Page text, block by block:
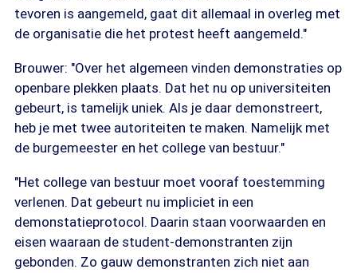
tevoren is aangemeld, gaat dit allemaal in overleg met
de organisatie die het protest heeft aangemeld."
Brouwer: "Over het algemeen vinden demonstraties op
openbare plekken plaats. Dat het nu op universiteiten
gebeurt, is tamelijk uniek. Als je daar demonstreert,
heb je met twee autoriteiten te maken. Namelijk met
de burgemeester en het college van bestuur."
"Het college van bestuur moet vooraf toestemming
verlenen. Dat gebeurt nu impliciet in een
demonstatieprotocol. Daarin staan voorwaarden en
eisen waaraan de student-demonstranten zijn
gebonden. Zo gauw demonstranten zich niet aan